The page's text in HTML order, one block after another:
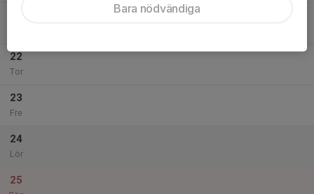
22
Tor
23
Fre
24
Lör
25
Bara nödvändiga